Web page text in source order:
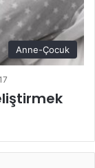
Anne-Çocuk